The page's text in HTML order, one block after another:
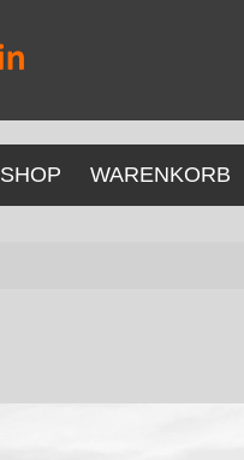
SHOP WARENKORB